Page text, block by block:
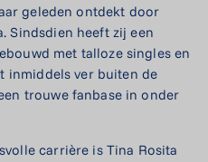
geleden ontdekt door
Sindsdien heeft zij een
met talloze singles en
inmiddels ver buiten de
trouwe fanbase in onder
carrière is Tina Rosita